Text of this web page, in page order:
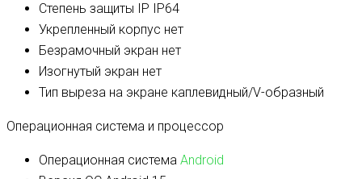
Степень защиты IP IP64
Укрепленный корпус нет
Безрамочный экран нет
Изогнутый экран нет
Тип выреза на экране каплевидный/V-образный
Операционная система и процессор
Операционная система Android